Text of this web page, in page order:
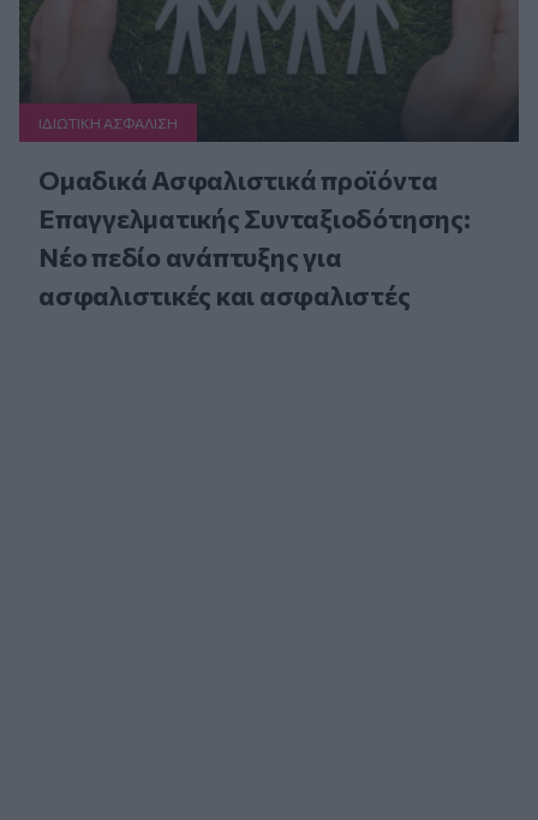
ΙΔΙΩΤΙΚΗ ΑΣΦAΛΙΣΗ
Ομαδικά Ασφαλιστικά προϊόντα
Επαγγελματικής Συνταξιοδότησης:
Νέο πεδίο ανάπτυξης για
ασφαλιστικές και ασφαλιστές